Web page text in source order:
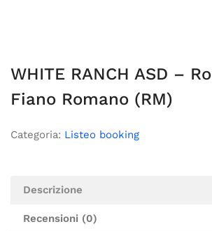
WHITE RANCH ASD –
Fiano Romano (RM)
Categoria: Listeo booking
Descrizione
Recensioni (0)